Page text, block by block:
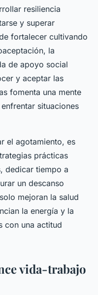
resiliencia
y superar
fortalecer cultivando
la
de apoyo social
y aceptar las
fomenta una mente
situaciones
el agotamiento, es
prácticas
dedicar tiempo a
un descanso
mejoran la salud
la energía y la
con una actitud
vida-trabajo